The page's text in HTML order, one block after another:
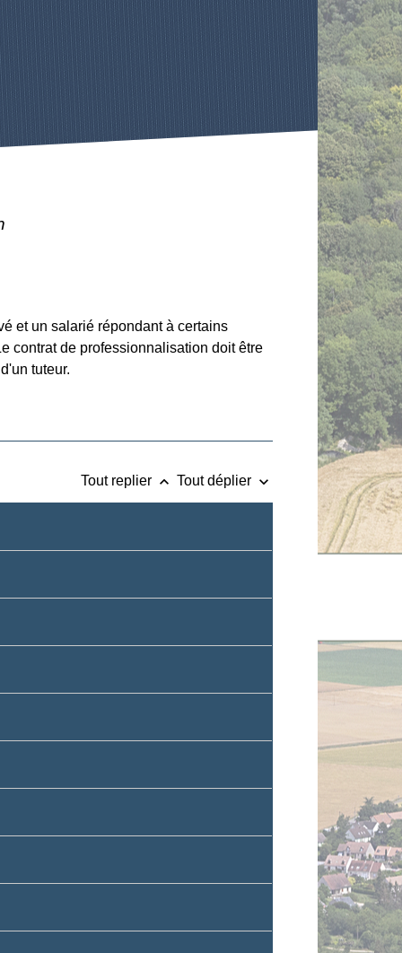
et un salarié répondant à certains
contrat de professionnalisation doit être
tuteur.
Tout replier keyboard_arrow_up Tout déplier keyboard_arrow_down